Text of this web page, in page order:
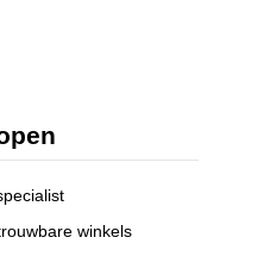
winkels